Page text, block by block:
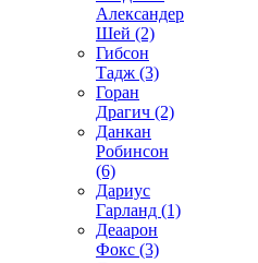
Александер
Шей (2)
Гибсон
Тадж (3)
Горан
Драгич (2)
Данкан
Робинсон
(6)
Дариус
Гарланд (1)
Деаарон
Фокс (3)